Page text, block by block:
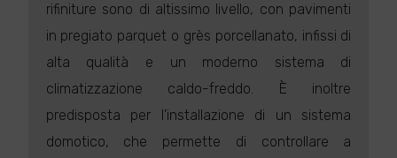
rifiniture sono di altissimo livello, con pavimenti
in pregiato parquet o grès porcellanato, infissi di
alta qualità e un moderno sistema di
climatizzazione caldo-freddo. È inoltre
predisposta per l'installazione di un sistema
domotico, che permette di controllare a